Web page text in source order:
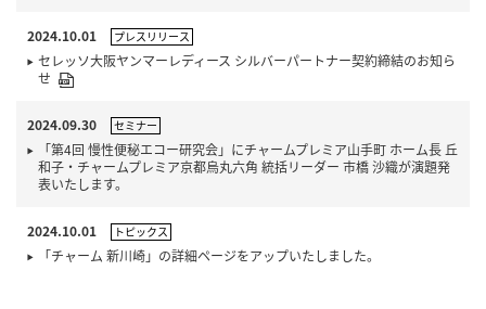
2024.10.01 プレスリリース
セレッソ大阪ヤンマーレディース シルバーパートナー契約締結のお知ら
せ
2024.09.30 セミナー
「第4回 慢性便秘エコー研究会」にチャームプレミア山手町 ホーム長 丘
和子・チャームプレミア京都烏丸六角 統括リーダー 市橋 沙織が演題発
表いたします。
2024.10.01 トピックス
「チャーム 新川崎」の詳細ページをアップいたしました。